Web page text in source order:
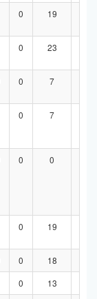
0 19
0 23
0 7
0 7
0 0
0 19
0 18
0 13